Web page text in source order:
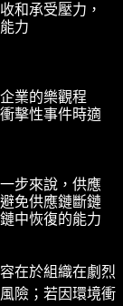
和承受壓力，
力
業的樂觀程
擊性事件時適
步來說，供應
免供應鏈斷鏈
中恢復的能力
在於組織在劇烈
險；若因環境衝